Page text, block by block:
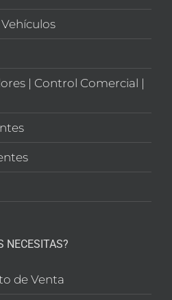
| Control Comercial |
NECESITAS?
de Venta